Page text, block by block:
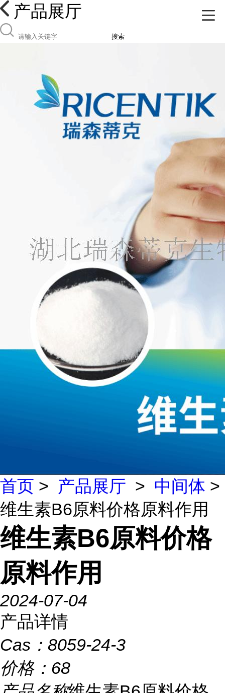
产品展厅
搜索
首页 > 产品展厅 > 中间体 >
维生素B6原料价格原料作用
维生素B6原料价格
原料作用
2024-07-04
产品详情
Cas： 8059-24-3
价格： 68